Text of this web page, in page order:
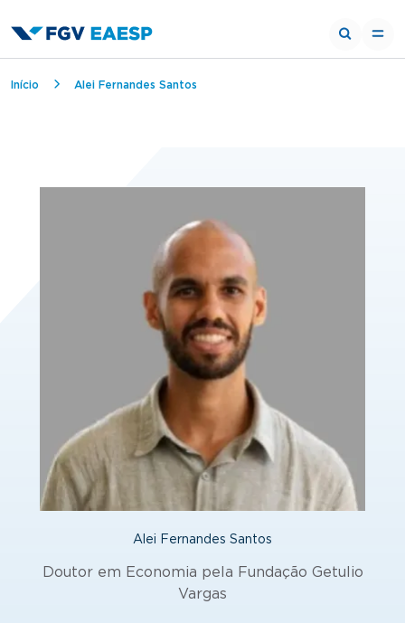
Trilha de navegação
Início Alei Fernandes Santos
Alei Fernandes Santos
Doutor em Economia pela Fundação Getulio
Vargas